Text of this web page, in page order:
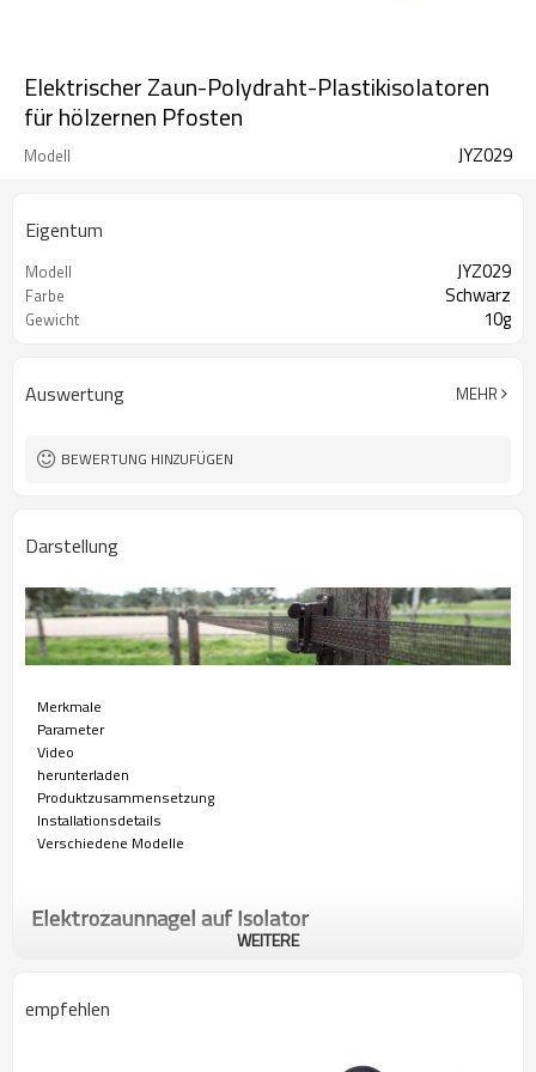
Elektrischer Zaun-Polydraht-Plastikisolatoren
für hölzernen Pfosten
Modell JYZ029
Eigentum
Modell JYZ029
Farbe Schwarz
Gewicht 10g
Auswertung MEHR
BEWERTUNG HINZUFÜGEN
Darstellung
Merkmale
Parameter
Video
herunterladen
Produktzusammensetzung
Installationsdetails
Verschiedene Modelle
Elektrozaunnagel auf Isolator
einsetzbar als Anfangs-, End-, Eck- oder Linienisolator.
WEITERE
empfehlen